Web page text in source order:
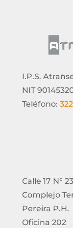
I.P.S.
NIT
Teléfono:
Calle 17 N°
Complejo
Pereira P.H.
Oficina 202